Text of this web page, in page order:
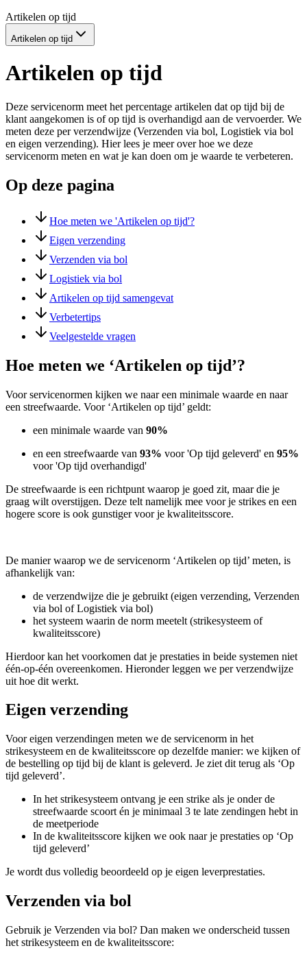
Artikelen op tijd
Artikelen op tijd
Artikelen op tijd
Deze servicenorm meet het percentage artikelen dat op tijd bij de
klant aangekomen is of op tijd is overhandigd aan de vervoerder. We
meten deze per verzendwijze (Verzenden via bol, Logistiek via bol
en eigen verzending). Hier lees je meer over hoe we deze
servicenorm meten en wat je kan doen om je waarde te verbeteren.
Op deze pagina
Hoe meten we 'Artikelen op tijd'?
Eigen verzending
Verzenden via bol
Logistiek via bol
Artikelen op tijd samengevat
Verbetertips
Veelgestelde vragen
Hoe meten we ‘Artikelen op tijd’?
Voor servicenormen kijken we naar een minimale waarde en naar
een streefwaarde. Voor ‘Artikelen op tijd’ geldt:
een minimale waarde van 90%
en een streefwaarde van 93% voor 'Op tijd geleverd' en 95%
voor 'Op tijd overhandigd'
De streefwaarde is een richtpunt waarop je goed zit, maar die je
graag wilt overstijgen. Deze telt namelijk mee voor je strikes en een
hogere score is ook gunstiger voor je kwaliteitsscore.
De manier waarop we de servicenorm ‘Artikelen op tijd’ meten, is
afhankelijk van:
de verzendwijze die je gebruikt (eigen verzending, Verzenden
via bol of Logistiek via bol)
het systeem waarin de norm meetelt (strikesysteem of
kwaliteitsscore)
Hierdoor kan het voorkomen dat je prestaties in beide systemen niet
één-op-één overeenkomen. Hieronder leggen we per verzendwijze
uit hoe dit werkt.
Eigen verzending
Voor eigen verzendingen meten we de servicenorm in het
strikesysteem en de kwaliteitsscore op dezelfde manier: we kijken of
de bestelling op tijd bij de klant is geleverd. Je ziet dit terug als ‘Op
tijd geleverd’.
In het strikesysteem ontvang je een strike als je onder de
streefwaarde scoort én je minimaal 3 te late zendingen hebt in
de meetperiode
In de kwaliteitsscore kijken we ook naar je prestaties op ‘Op
tijd geleverd’
Je wordt dus volledig beoordeeld op je eigen leverprestaties.
Verzenden via bol
Gebruik je Verzenden via bol? Dan maken we onderscheid tussen
het strikesysteem en de kwaliteitsscore: